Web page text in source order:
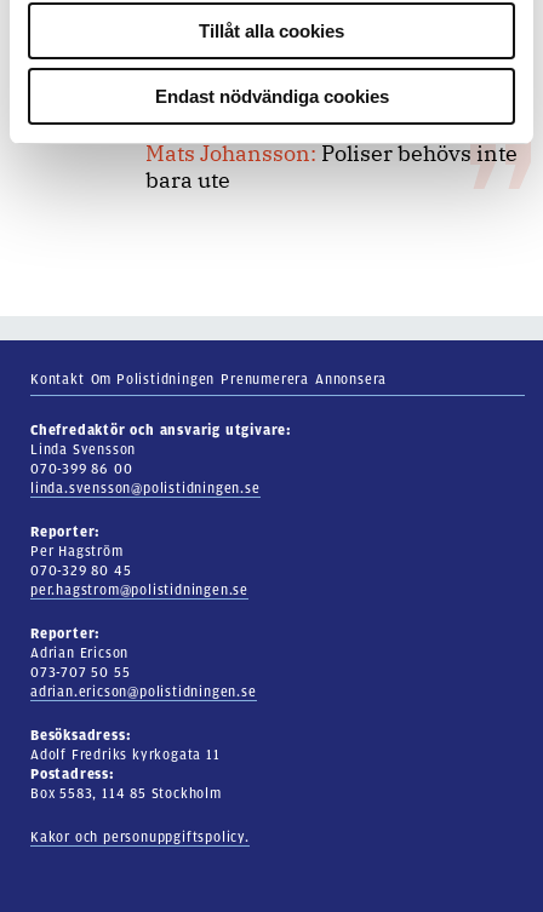
Tillåt alla cookies
Endast nödvändiga cookies
Debatt:Med för höga krav på evidens
kan polisen inte göra något alls
15 juni 2026
Mats Johansson: Poliser behövs inte
bara ute
Kontakt Om Polistidningen Prenumerera Annonsera
Chefredaktör och ansvarig utgivare:
Linda Svensson
070-399 86 00
linda.svensson@polistidningen.se
Reporter:
Per Hagström
070-329 80 45
per.hagstrom@polistidningen.se
Reporter:
Adrian Ericson
073-707 50 55
adrian.ericson@polistidningen.se
Besöksadress:
Adolf Fredriks kyrkogata 11
Postadress:
Box 5583, 114 85 Stockholm
Kakor och personuppgiftspolicy.